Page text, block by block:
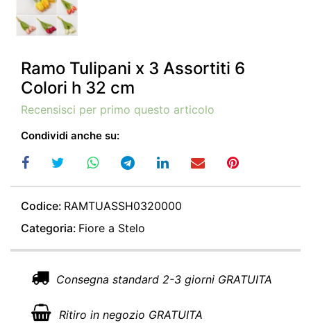
Ramo Tulipani x 3 Assortiti 6
Colori h 32 cm
Recensisci per primo questo articolo
Condividi anche su:
Codice: RAMTUASSH0320000
Categoria: Fiore a Stelo
Consegna standard 2-3 giorni GRATUITA
Ritiro in negozio GRATUITA